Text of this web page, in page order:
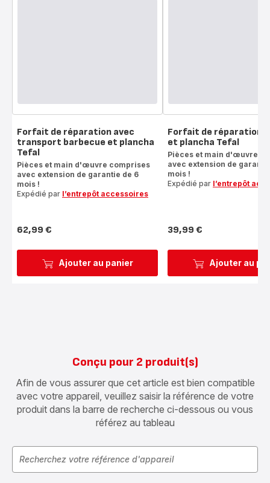
Ajouter au panier
Forfait de réparation avec
transport barbecue et plancha
Tefal
Pièces et main d'œuvre comprises
avec extension de garantie de 6
mois !
Expédié par l’entrepôt accessoires
Prix
62,99 €
Ajouter au
Forfait de réparation
et plancha Tefal
Pièces et main d'œuvre
avec extension de
mois !
Expédié par l’entrepôt
Prix
39,99 €
Conçu pour 2 produit(s)
Afin de vous assurer que cet article est bien compatible
avec votre appareil, veuillez saisir la référence de votre
produit dans la barre de recherche ci-dessous ou vous
référez au tableau